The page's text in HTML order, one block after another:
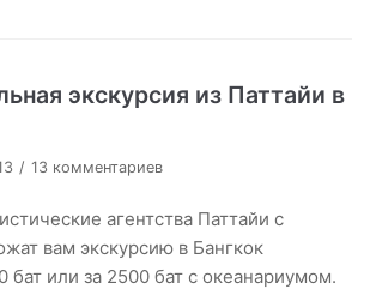
экскурсия из Паттайи в
13 комментариев
агентства Паттайи с
вам экскурсию в Бангкок
бат или за 2500 бат с океанариумом.